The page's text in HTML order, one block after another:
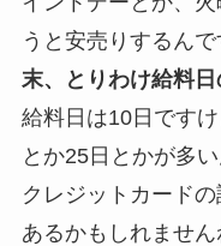
うと安売りするん
末、とりわけ給料
給料日は10日です
とか25日とかが多
クレジットカード
あるかもしれませ